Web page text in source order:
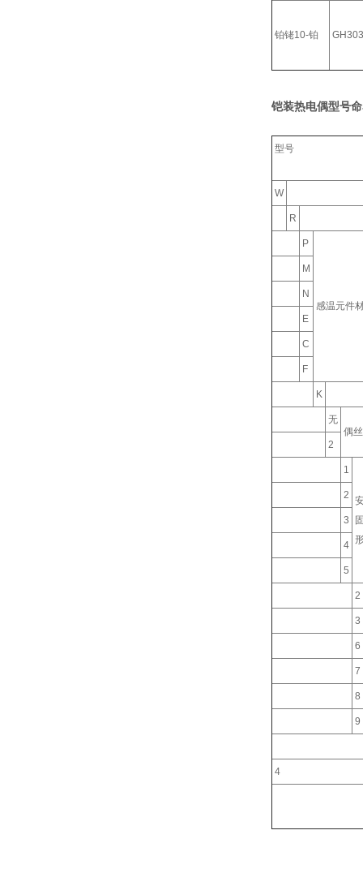
铂铑10-铂
铠装热电偶型号
型号
W
R
P
感温元件
M
N
E
C
F
K
无
偶
2
1
2
3
4
5
2
3
6
7
8
9
4